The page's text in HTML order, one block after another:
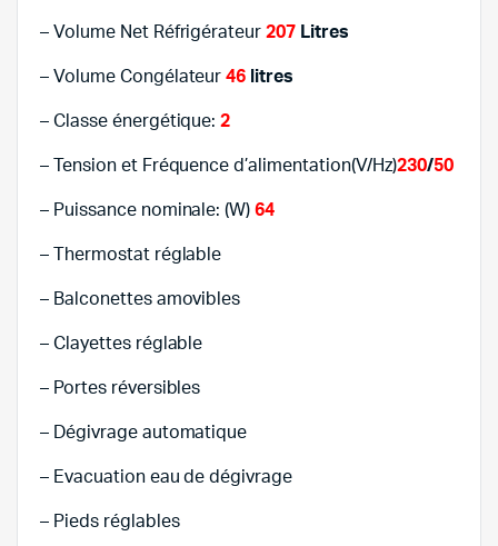
– Volume Net Réfrigérateur207 Litres
– Volume Congélateur 46 litres
– Classe énergétique:2
– Tension et Fréquence d’alimentation(V/Hz)230/50
– Puissance nominale: (W) 64
– Thermostat réglable
– Balconettes amovibles
– Clayettes réglable
– Portes réversibles
– Dégivrage automatique
– Evacuation eau de dégivrage
– Pieds réglables